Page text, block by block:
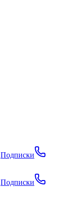
Подписки
Подписки